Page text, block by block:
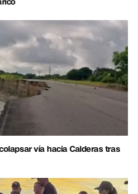
vía hacia Calderas tras